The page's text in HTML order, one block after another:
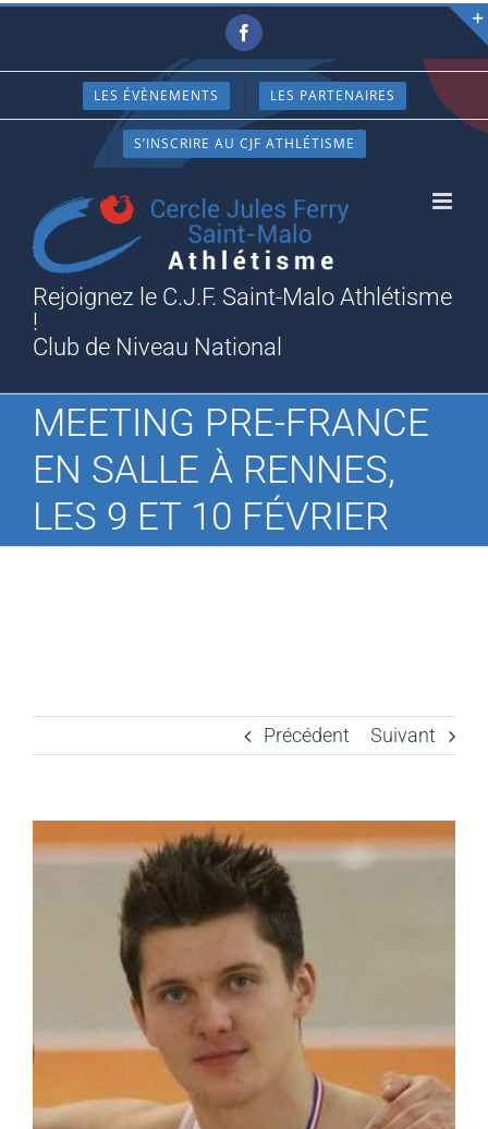
Passer
contenu
Facebook
LES ÉVÈNEMENTS LES PARTENAIRES
S’INSCRIRE AU CJF ATHLÉTISME
Rejoignez le C.J.F. Saint-Malo Athlétisme
!
Club de Niveau National
MEETING PRE-FRANCE
EN SALLE À RENNES,
LES 9 ET 10 FÉVRIER
Précédent Suivant